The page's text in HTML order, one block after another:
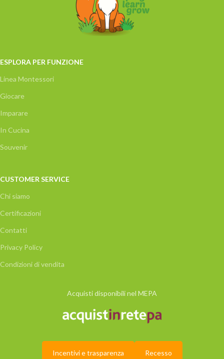
ESPLORA PER FUNZIONE
Linea Montessori
Giocare
Imparare
In Cucina
Souvenir
CUSTOMER SERVICE
Chi siamo
Certificazioni
Contatti
Privacy Policy
Condizioni di vendita
Acquisti disponibili nel MEPA
Incentivi e trasparenza Recesso